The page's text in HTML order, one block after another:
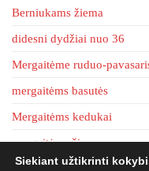
Berniukams žiema
didesni dydžiai nuo 36
Mergaitėme ruduo-
mergaitėms basutės
Mergaitėms kedukai
mergaitėms žiema
Siekiant užtikrinti